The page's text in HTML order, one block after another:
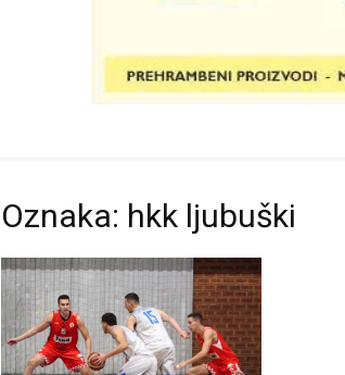
Oznaka: hkk ljubuški